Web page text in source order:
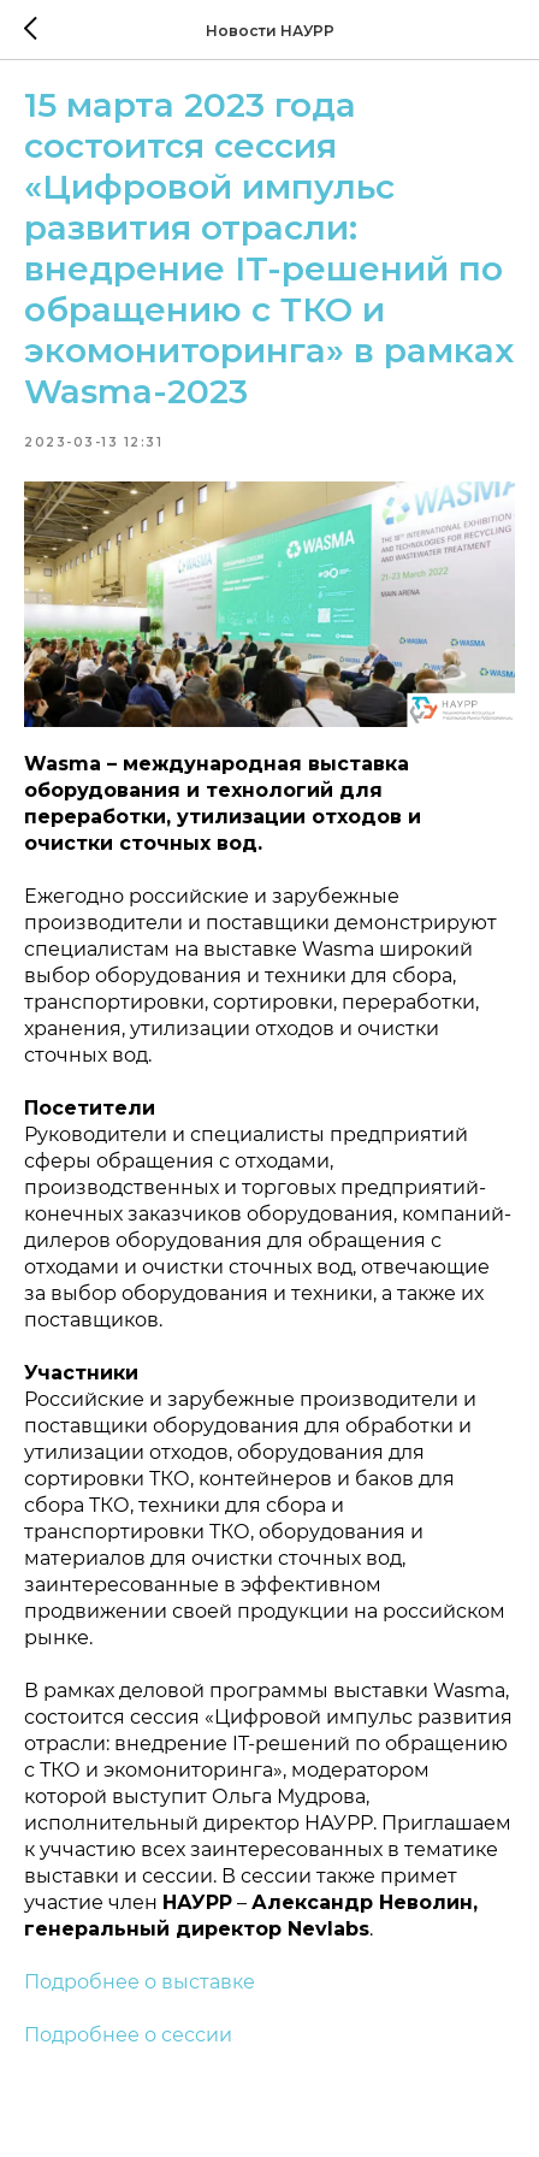
Новости НАУРР
15 марта 2023 года
состоится сессия
«Цифровой импульс
развития отрасли:
внедрение IT-решений по
обращению с ТКО и
экомониторинга» в рамках
Wasma-2023
2023-03-13 12:31
Wasma – международная выставка
оборудования и технологий для
переработки, утилизации отходов и
очистки сточных вод.
Ежегодно российские и зарубежные
производители и поставщики демонстрируют
специалистам на выставке Wasma широкий
выбор оборудования и техники для сбора,
транспортировки, сортировки, переработки,
хранения, утилизации отходов и очистки
сточных вод.
Посетители
Руководители и специалисты предприятий
сферы обращения с отходами,
производственных и торговых предприятий-
конечных заказчиков оборудования, компаний-
дилеров оборудования для обращения с
отходами и очистки сточных вод, отвечающие
за выбор оборудования и техники, а также их
поставщиков.
Участники
Российские и зарубежные производители и
поставщики оборудования для обработки и
утилизации отходов, оборудования для
сортировки ТКО, контейнеров и баков для
сбора ТКО, техники для сбора и
транспортировки ТКО, оборудования и
материалов для очистки сточных вод,
заинтересованные в эффективном
продвижении своей продукции на российском
рынке.
В рамках деловой программы выставки Wasma,
состоится сессия «Цифровой импульс развития
отрасли: внедрение IT-решений по обращению
с ТКО и экомониторинга», модератором
которой выступит Ольга Мудрова,
исполнительный директор НАУРР. Приглашаем
к уччастию всех заинтересованных в тематике
выставки и сессии. В сессии также примет
участие член НАУРР – Александр Неволин,
генеральный директор Nevlabs.
Подробнее о выставке
Подробнее о сессии
© 2015-2026 НАУРР. Все права защищены. При использовании
Политика конфиденциальности
© 2015-2026 НАУРР. Все права защищены.
При использовании материалов ссылка на ROBOTUNION.RU —